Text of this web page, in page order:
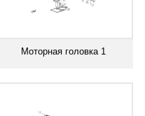
Моторная головка 1